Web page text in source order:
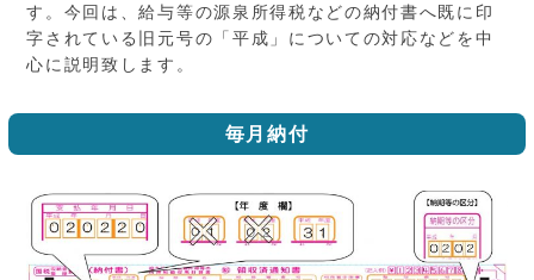
す。今回は、給与等の源泉所得税などの納付書へ既に印
字されている旧元号の「平成」についての対応などを中
心に説明致します。
毎月納付